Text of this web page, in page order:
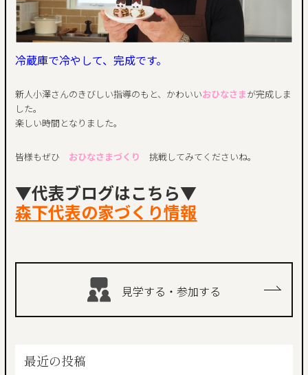
冷蔵庫で冷やして、完成です。
新人小澤さんのきびしい指導のもと、かわいいおひなさまが完成しま
した。
楽しい時間となりました。
皆様もぜひ おひなさまづくり 挑戦してみてくださいね。
▼代表ブログはこちら▼
森下代表の家づくり情報
見学する・参加する
最近の投稿